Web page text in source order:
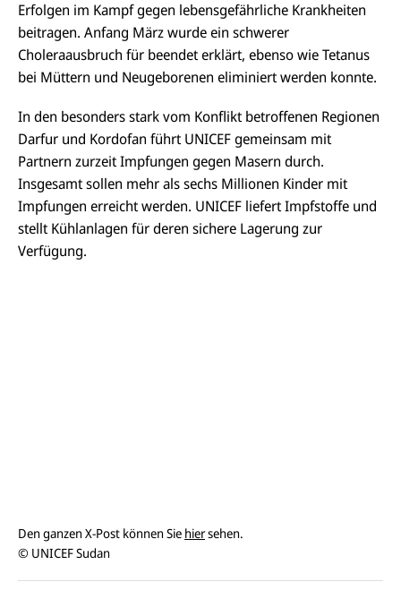
Erfolgen im Kampf gegen lebensgefährliche Krankheiten
beitragen. Anfang März wurde ein schwerer
Choleraausbruch für beendet erklärt, ebenso wie Tetanus
bei Müttern und Neugeborenen eliminiert werden konnte.
In den besonders stark vom Konflikt betroffenen Regionen
Darfur und Kordofan führt UNICEF gemeinsam mit
Partnern zurzeit Impfungen gegen Masern durch.
Insgesamt sollen mehr als sechs Millionen Kinder mit
Impfungen erreicht werden. UNICEF liefert Impfstoffe und
stellt Kühlanlagen für deren sichere Lagerung zur
Verfügung.
Den ganzen X-Post können Sie hiersehen.
© UNICEF Sudan